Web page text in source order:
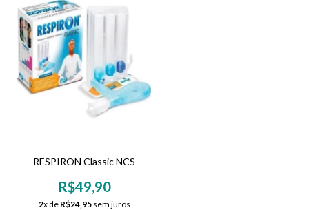
RESPIRON Classic NCS
R$49,90
2x de R$24,95sem juros